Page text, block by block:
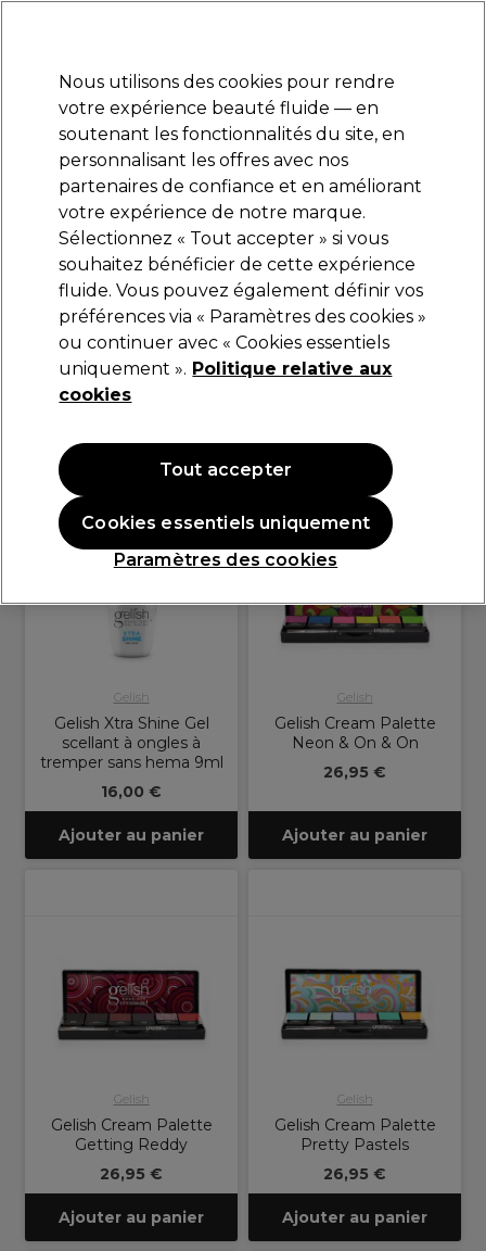
Se connecter
Marques Bons plans Coiffure Electro et Matériel
Livraison et délais
lire la suite
Marques Gelish
Gelish
Filters
Gelish
Gelish Xtra Shine Gel
scellant à ongles à
tremper sans hema 9ml
16,00 €
Ajouter au panier
Gelish
Gelish Cream Palette
Neon & On & On
26,95 €
Ajouter au panier
Gelish
Gelish Cream Palette
Getting Reddy
26,95 €
Ajouter au panier
Gelish
Gelish Cream Palette
Pretty Pastels
26,95 €
Ajouter au panier
Nous utilisons des cookies pour rendre
votre expérience beauté fluide — en
soutenant les fonctionnalités du site, en
personnalisant les offres avec nos
partenaires de confiance et en améliorant
votre expérience de notre marque.
Sélectionnez « Tout accepter » si vous
souhaitez bénéficier de cette expérience
fluide. Vous pouvez également définir vos
préférences via « Paramètres des cookies »
ou continuer avec « Cookies essentiels
uniquement ». Politique relative aux
cookies
Paramètres des cookies
Cookies essentiels uniquement
Tout accepter